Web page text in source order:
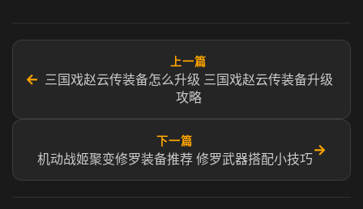
←
上一篇
三国戏赵云传装备怎么升级 三国戏赵云传装备升级
攻略
下一篇
机动战姬聚变修罗装备推荐 修罗武器搭配小技巧
→